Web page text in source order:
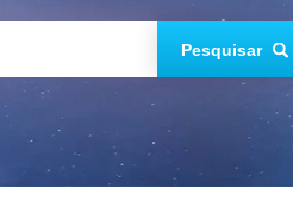
Pesquisar